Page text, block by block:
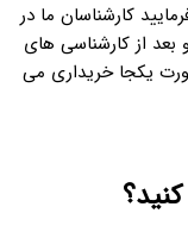
کارشناسان ما در
از کارشناسی های
یکجا خریداری می